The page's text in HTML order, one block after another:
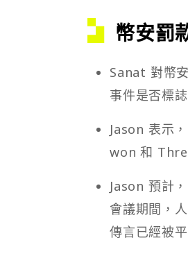
幣安罰
Sanat 對幣
事件是否標
Jason 表示
won 和
Jason 預計
會議期間，
傳言已經被平